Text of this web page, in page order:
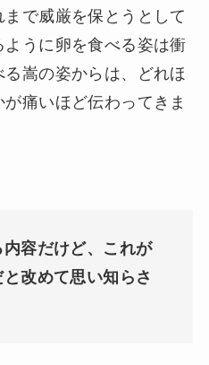
で威厳を保とうとして
うに卵を食べる姿は衝
嵩の姿からは、どれほ
痛いほど伝わってきま
内容だけど、これが
改めて思い知らさ